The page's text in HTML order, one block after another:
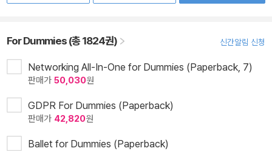
For Dummies (총 1824권) 신간알림 신청
Networking All-In-One for Dummies (Paperback, 7)
판매가 50,030원
GDPR For Dummies (Paperback)
판매가 42,820원
Ballet for Dummies (Paperback)